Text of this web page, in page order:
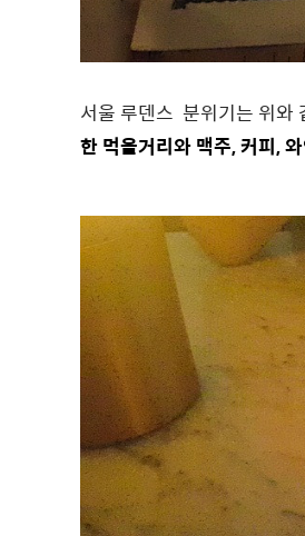
서울 루덴스 분위기는 위와
한 먹을거리와 맥주, 커피,